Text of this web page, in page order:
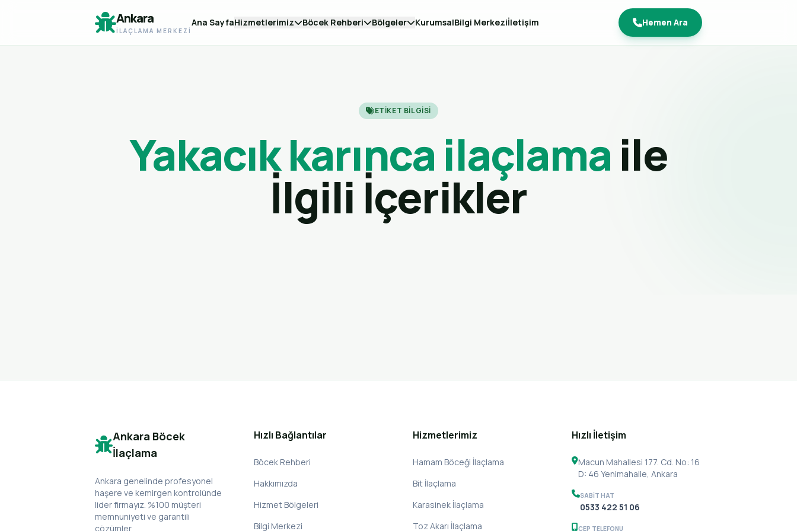
Ankara
İLAÇLAMA MERKEZI
Ana SayfaHizmetlerimiz Böcek Rehberi Bölgeler KurumsalBilgi Merkeziİletişim Hemen Ara
ETIKET BILGISI
Yakacık karınca ilaçlama ile
İlgili İçerikler
Ankara Böcek
İlaçlama
Ankara genelinde profesyonel
haşere ve kemirgen kontrolünde
lider firmayız. %100 müşteri
memnuniyeti ve garantili
çözümler.
Hızlı Bağlantılar
Böcek Rehberi
Hakkımızda
Hizmet Bölgeleri
Bilgi Merkezi
Hizmetlerimiz
Hamam Böceği İlaçlama
Bit İlaçlama
Karasinek İlaçlama
Toz Akarı İlaçlama
Hızlı İletişim
Macun Mahallesi 177. Cd. No: 16
D: 46 Yenimahalle, Ankara
SABIT HAT
0533 422 51 06
CEP TELEFONU